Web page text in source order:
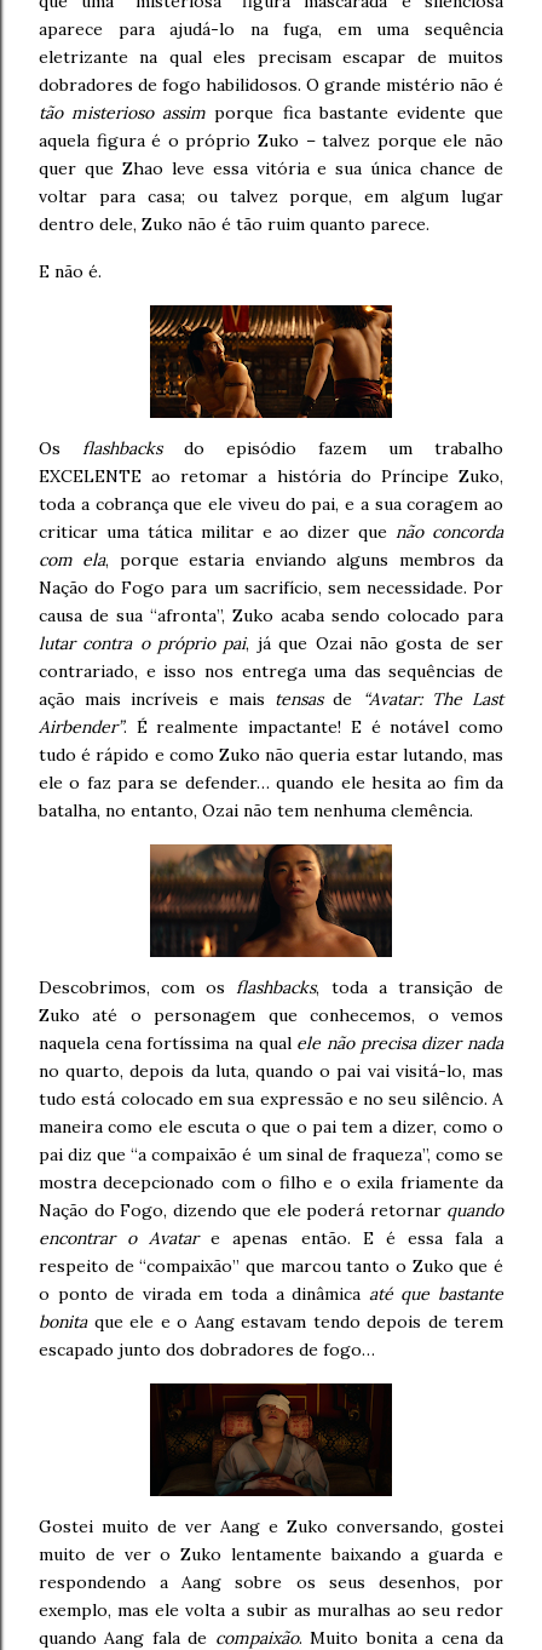
aparece para ajudá-lo na fuga, em uma sequência
eletrizante na qual eles precisam escapar de muitos
dobradores de fogo habilidosos. O grande mistério não é
tão misterioso assim porque fica bastante evidente que
aquela figura é o próprio Zuko – talvez porque ele não
quer que Zhao leve essa vitória e sua única chance de
voltar para casa; ou talvez porque, em algum lugar
dentro dele, Zuko não é tão ruim quanto parece.
E não é.
Os flashbacksdo episódio fazem um trabalho
EXCELENTE ao retomar a história do Príncipe Zuko,
toda a cobrança que ele viveu do pai, e a sua coragem ao
criticar uma tática militar e ao dizer que não concorda
com ela, porque estaria enviando alguns membros da
Nação do Fogo para um sacrifício, sem necessidade. Por
causa de sua “afronta”, Zuko acaba sendo colocado para
lutar contra o próprio pai, já que Ozai não gosta de ser
contrariado, e isso nos entrega uma das sequências de
ação mais incríveis e mais tensasde
“Avatar: The Last
Airbender”. É realmente impactante! E é notável como
tudo é rápido e como Zuko não queria estar lutando, mas
ele o faz para se defender… quando ele hesita ao fim da
batalha, no entanto, Ozai não tem nenhuma clemência.
Descobrimos, com os flashbacks, toda a transição de
Zuko até o personagem que conhecemos, o vemos
naquela cena fortíssima na qual ele não precisa dizer nada
no quarto, depois da luta, quando o pai vai visitá-lo, mas
tudo está colocado em sua expressão e no seu silêncio. A
maneira como ele escuta o que o pai tem a dizer, como o
pai diz que “a compaixão é um sinal de fraqueza”, como se
mostra decepcionado com o filho e o exila friamente da
Nação do Fogo, dizendo que ele poderá retornar quando
encontrar o Avatare apenas então. E é essa fala a
respeito de “compaixão” que marcou tanto o Zuko que é
o ponto de virada em toda a dinâmica até que bastante
bonitaque ele e o Aang estavam tendo depois de terem
escapado junto dos dobradores de fogo…
Gostei muito de ver Aang e Zuko conversando, gostei
muito de ver o Zuko lentamente baixando a guarda e
respondendo a Aang sobre os seus desenhos, por
exemplo, mas ele volta a subir as muralhas ao seu redor
quando Aang fala de compaixão. Muito bonita a cena da